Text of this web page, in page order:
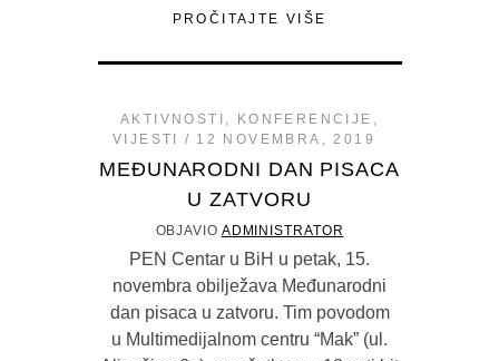
PROČITAJTE VIŠE
AKTIVNOSTI KONFERENCIJE
VIJESTI
12 NOVEMBRA, 2019
MEĐUNARODNI DAN PISACA
U ZATVORU
OBJAVIO ADMINISTRATOR
PEN Centar u BiH u petak, 15.
novembra obilježava Međunarodni
dan pisaca u zatvoru. Tim povodom
u Multimedijalnom centru “Mak” (ul.